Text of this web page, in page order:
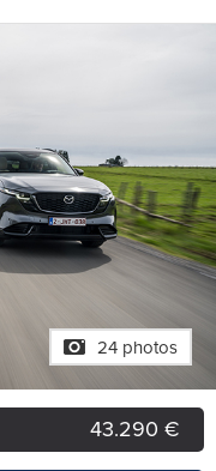
24 photos
43.290 €